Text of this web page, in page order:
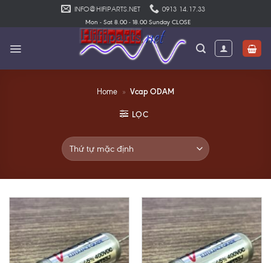
INFO@HIFIPARTS.NET 0913 14.17.33
Mon - Sat 8.00 - 18.00 Sunday CLOSE
Home » Vcap ODAM
LỌC